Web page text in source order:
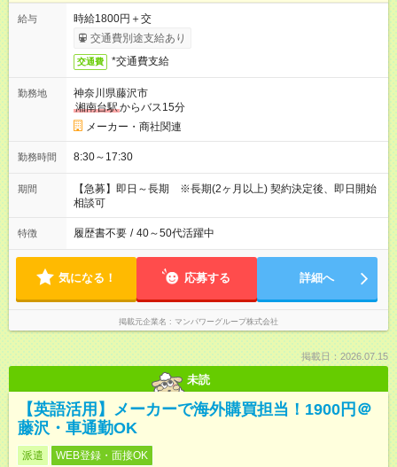
給与
時給1800円＋交
交通費別途支給あり
交通費 *交通費支給
勤務地
神奈川県藤沢市
湘南台駅からバス15分
メーカー・商社関連
勤務時間 8:30～17:30
期間
【急募】即日～長期 ※長期(2ヶ月以上) 契約決定後、即日開始
相談可
特徴 履歴書不要 / 40～50代活躍中
気になる！ 応募する 詳細へ
掲載元企業名 マンパワーグループ株式会社
掲載日：2026.07.15
未読
【英語活用】メーカーで海外購買担当！1900円＠
藤沢・車通勤OK
派遣 WEB登録・面接OK